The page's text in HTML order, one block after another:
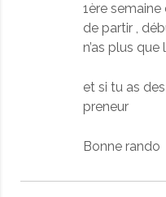
1ère
de partir ,
n’as plus
et si tu as
preneur
Bonne rando